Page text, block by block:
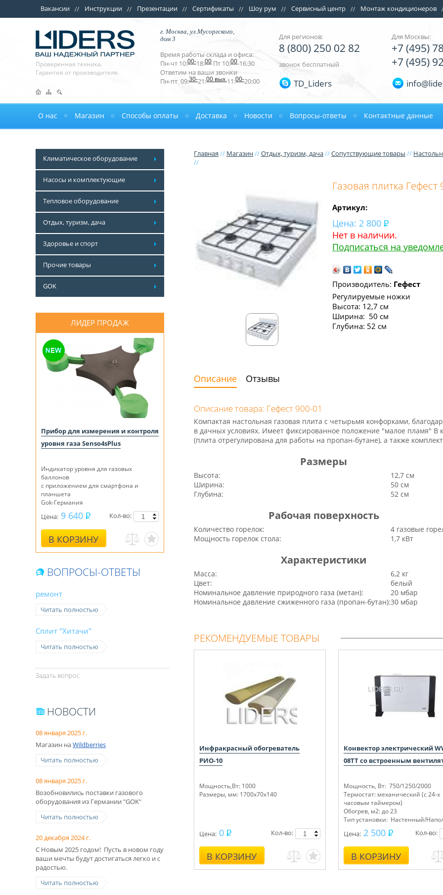
Вакансии Инструкции Презентации Сертификаты Шоу рум Сервисный центр Монтаж кондиционеров
Проверенная техника.
Гарантия от производителя.
г. Москва, ул.Мусоргского,
дом 3
Время работы склада и офиса:
Пн-чт 10:00-18:00 Пт 10:00-16:30
Ответим на ваши звонки
Пн-пт 09:30-21:00 вых 11:00-20:00
Для регионов:
8 (800) 250 02 82
звонок бесплатный
TD_Liders
Для Москвы:
+7 (495)
+7 (495)
О нас Магазин Способы оплаты Доставка Новости Вопросы-ответы Контактные данные
Климатическое оборудование
Насосы и комплектующие
Тепловое оборудование
Отдых, туризм, дача
Здоровье и спорт
Прочие товары
GOK
ЛИДЕР ПРОДАЖ
Прибор для измерения и контроля
уровня газа Senso4sPlus
Индикатор уровня для газовых
баллонов
с приложением для смартфона и
планшета
Gok-Германия
Цена: 9 640
В КОРЗИНУ
Кол-во:
ВОПРОСЫ-ОТВЕТЫ
ремонт
Читать полностью
Сплит "Хитачи"
Читать полностью
Задать вопрос
НОВОСТИ
08 января 2025 г.
Магазин наWildberries
Читать полностью
08 января 2025 г.
Возобновились поставки газового
оборудования из Германии "GOK"
Читать полностью
20 декабря 2024 г.
С Новым 2025 годом! Пусть в новом году
ваши мечты будут достигаться легко и с
радостью.
Читать полностью
Главная // Магазин//Отдых, туризм, дача//Сопутствующие товары //
//
Газовая плитка Гефест
Артикул:
Цена: 2 800
Нет в наличии.
Подписаться на
Производитель: Гефест
Регулируемые ножки
Высота: 12,7 см
Ширина: 50 см
Глубина: 52 см
Описание Отзывы
Описание товара: Гефест 900-01
Компактая настольная газовая плита с четырьмя конфорками,
в дачных условиях. Имеет фиксированное положение "малое пламя" В
(плита отрегулирована для работы на пропан-бутане), а также
Размеры
Высота:
12,7 см
Ширина:
50 см
Глубина:
52 см
Рабочая поверхность
Количество горелок:
4 газовые
Мощность горелок стола:
1,7 кВт
Характеристики
Масса:
6,2 кг
Цвет:
белый
Номинальное давление природного газа (метан):
20 мбар
Номинальное давление сжиженного газа (пропан-бутан):30 мбар
РЕКОМЕНДУЕМЫЕ ТОВАРЫ
Инфракрасный обогреватель
РИО-10
Мощность,Вт: 1000
Размеры, мм: 1700х70х140
Цена: 0
В КОРЗИНУ
Кол-во:
Конвектор электрический
08TT со встроенным
Мощность, Вт: 750/1250/2000
Термостат: механический (с 24-х
часовым таймером)
Обогрев, м2: до 23
Тип установки: Настенный/
Цена: 2 500
В КОРЗИНУ
Кол-во: